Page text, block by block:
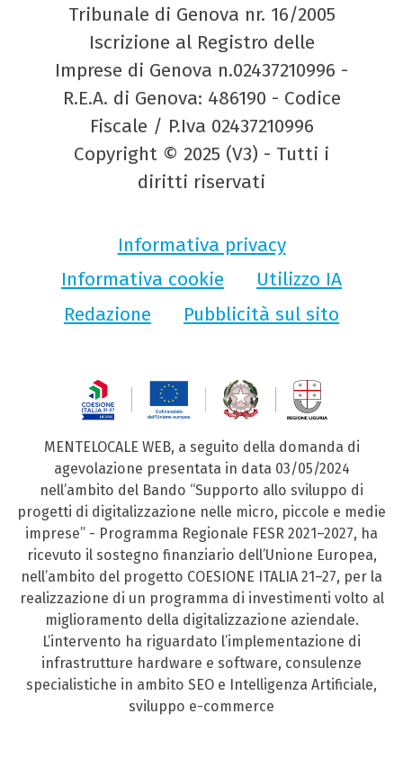
Tribunale di Genova nr. 16/2005
Iscrizione al Registro delle
Imprese di Genova n.02437210996 -
R.E.A. di Genova: 486190 - Codice
Fiscale / P.Iva 02437210996
Copyright © 2025 (V3) - Tutti i
diritti riservati
Informativa privacy
Informativa cookie
Utilizzo IA
Redazione
Pubblicità sul sito
MENTELOCALE WEB, a seguito della domanda di
agevolazione presentata in data 03/05/2024
nell’ambito del Bando “Supporto allo sviluppo di
progetti di digitalizzazione nelle micro, piccole e medie
imprese” - Programma Regionale FESR 2021–2027, ha
ricevuto il sostegno finanziario dell’Unione Europea,
nell’ambito del progetto COESIONE ITALIA 21–27, per la
realizzazione di un programma di investimenti volto al
miglioramento della digitalizzazione aziendale.
L’intervento ha riguardato l’implementazione di
infrastrutture hardware e software, consulenze
specialistiche in ambito SEO e Intelligenza Artificiale,
sviluppo e-commerce